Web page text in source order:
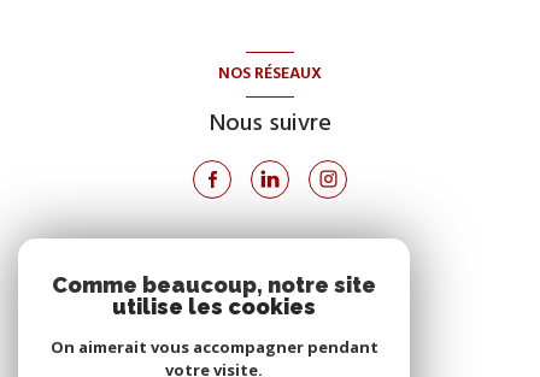
NOS RÉSEAUX
Nous suivre
Espace propriétaire
Comme beaucoup, notre site
utilise les cookies
On aimerait vous accompagner pendant
votre visite.